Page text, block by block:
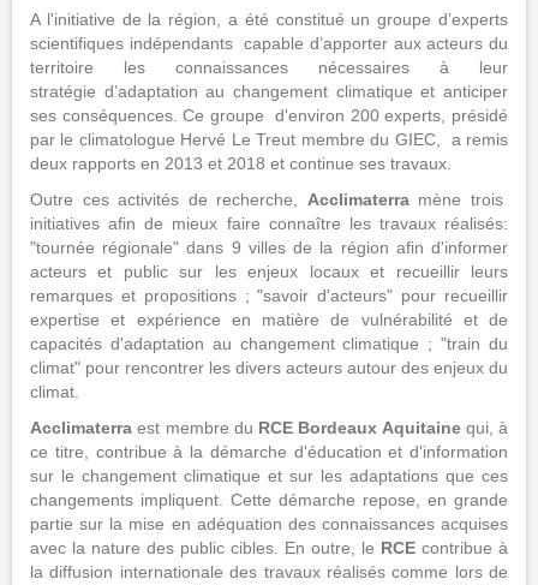
A l'initiative de la région, a été constitué un groupe d’experts
scientifiques indépendants capable d’apporter aux acteurs du
territoire les connaissances nécessaires à leur
stratégie d’adaptation au changement climatique et anticiper
ses conséquences. Ce groupe d'environ 200 experts, présidé
par le climatologue Hervé Le Treut membre du GIEC, a remis
deux rapports en 2013 et 2018 et continue ses travaux.
Outre ces activités de recherche, Acclimaterramène trois
initiatives afin de mieux faire connaître les travaux réalisés:
"tournée régionale" dans 9 villes de la région afin d'informer
acteurs et public sur les enjeux locaux et recueillir leurs
remarques et propositions ; "savoir d'acteurs" pour recueillir
expertise et expérience en matière de vulnérabilité et de
capacités d'adaptation au changement climatique ; "train du
climat" pour rencontrer les divers acteurs autour des enjeux du
climat.
Acclimaterra est membre du RCE Bordeaux Aquitainequi, à
ce titre, contribue à la démarche d'éducation et d'information
sur le changement climatique et sur les adaptations que ces
changements impliquent. Cette démarche repose, en grande
partie sur la mise en adéquation des connaissances acquises
avec la nature des public cibles. En outre, le RCE contribue à
la diffusion internationale des travaux réalisés comme lors de